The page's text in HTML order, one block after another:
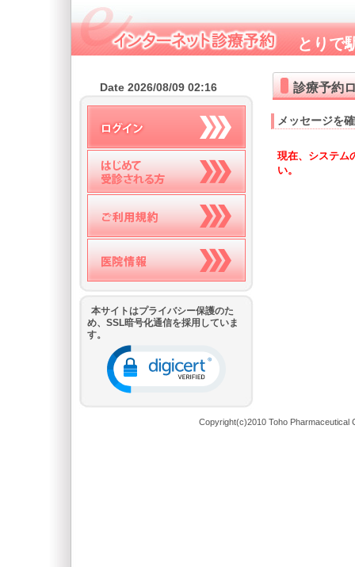
とりで
Date 2026/08/09 02:16
本サイトはプライバシー保護のた
め、SSL暗号化通信を採用していま
す。
診療予約
メッセージを
現在、システム
い。
Copyright(c)2010 Toho Pharmaceutical